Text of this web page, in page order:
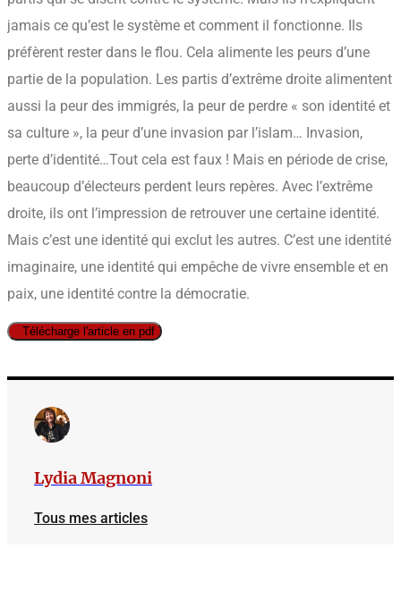
jamais ce qu’est le système et comment il fonctionne. Ils
préfèrent rester dans le flou. Cela alimente les peurs d’une
partie de la population. Les partis d’extrême droite alimentent
aussi la peur des immigrés, la peur de perdre « son identité et
sa culture », la peur d’une invasion par l’islam… Invasion,
perte d’identité…Tout cela est faux ! Mais en période de crise,
beaucoup d’électeurs perdent leurs repères. Avec l’extrême
droite, ils ont l’impression de retrouver une certaine identité.
Mais c’est une identité qui exclut les autres. C’est une identité
imaginaire, une identité qui empêche de vivre ensemble et en
paix, une identité contre la démocratie.
Télécharge l'article en pdf
Lydia Magnoni
Tous mes articles